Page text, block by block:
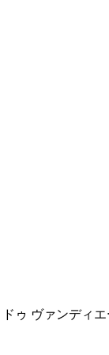
ゥ ヴァンディ